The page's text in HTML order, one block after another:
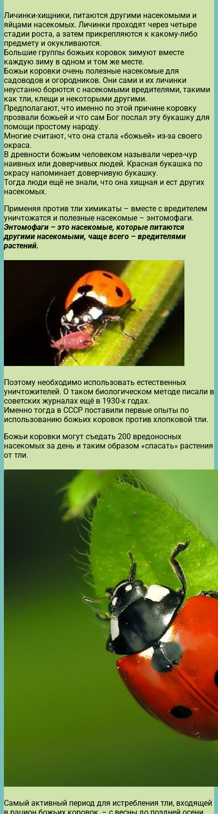
Личинки-хищники, питаются другими насекомыми и
яйцами насекомых. Личинки проходят через четыре
стадии роста, а затем прикрепляются к какому-либо
предмету и окукливаются.
Большие группы божьих коровок зимуют вместе
каждую зиму в одном и том же месте.
Божьи коровки очень полезные насекомые для
садоводов и огородников. Они сами и их личинки
неустанно борются с насекомыми вредителями, такими
как тли, клещи и некоторыми другими.
Предполагают, что именно по этой причине коровку
прозвали божьей и что сам Бог послал эту букашку для
помощи простому народу.
Многие считают, что она стала «божьей» из-за своего
окраса.
В древности божьим человеком называли через-чур
наивных или доверчивых людей. Красная букашка по
окрасу напоминает доверчивую букашку.
Тогда люди ещё не знали, что она хищная и ест других
насекомых.
Применяя против тли химикаты – вместе с вредителем
уничтожатся и полезные насекомые – энтомофаги.
Энтомофаги – это насекомые, которые питаются
другими насекомыми, чаще всего – вредителями
растений.
Поэтому необходимо использовать естественных
уничтожителей. О таком биологическом методе писали в
советских журналах ещё в 1930-х годах.
Именно тогда в СССР поставили первые опыты по
использованию божьих коровок против хлопковой тли.
Божьи коровки могут съедать 200 вредоносных
насекомых за день и таким образом «спасать» растения
от тли.
Самый активный период для истребления тли, входящей